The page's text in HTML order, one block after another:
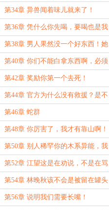
第34章 异兽闻着味儿就来了！
第36章 凭什么你先喝，要喝也是我
先喝
第38章 男人果然没一个好东西！她
就不该救他！
第40章 你们不能白拿东西啊，必须
把我们一起带走!
第42章 奖励你第一个去死！
第44章 官方为什么没有救援？是不
是不管我们普通人了？
第46章 蛇群
第48章 你厉害了，我才有靠山啊！
第50章 别人稀罕你的木系异能，我
可不稀罕！
第52章 江望这是在劝说，不是在骂
人吗？
第54章 林晚秋该不会是被留在罐头
厂了吧？
第56章 说明我们需要长嘴！